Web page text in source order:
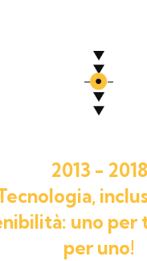
2013 - 2018
uno
per uno!